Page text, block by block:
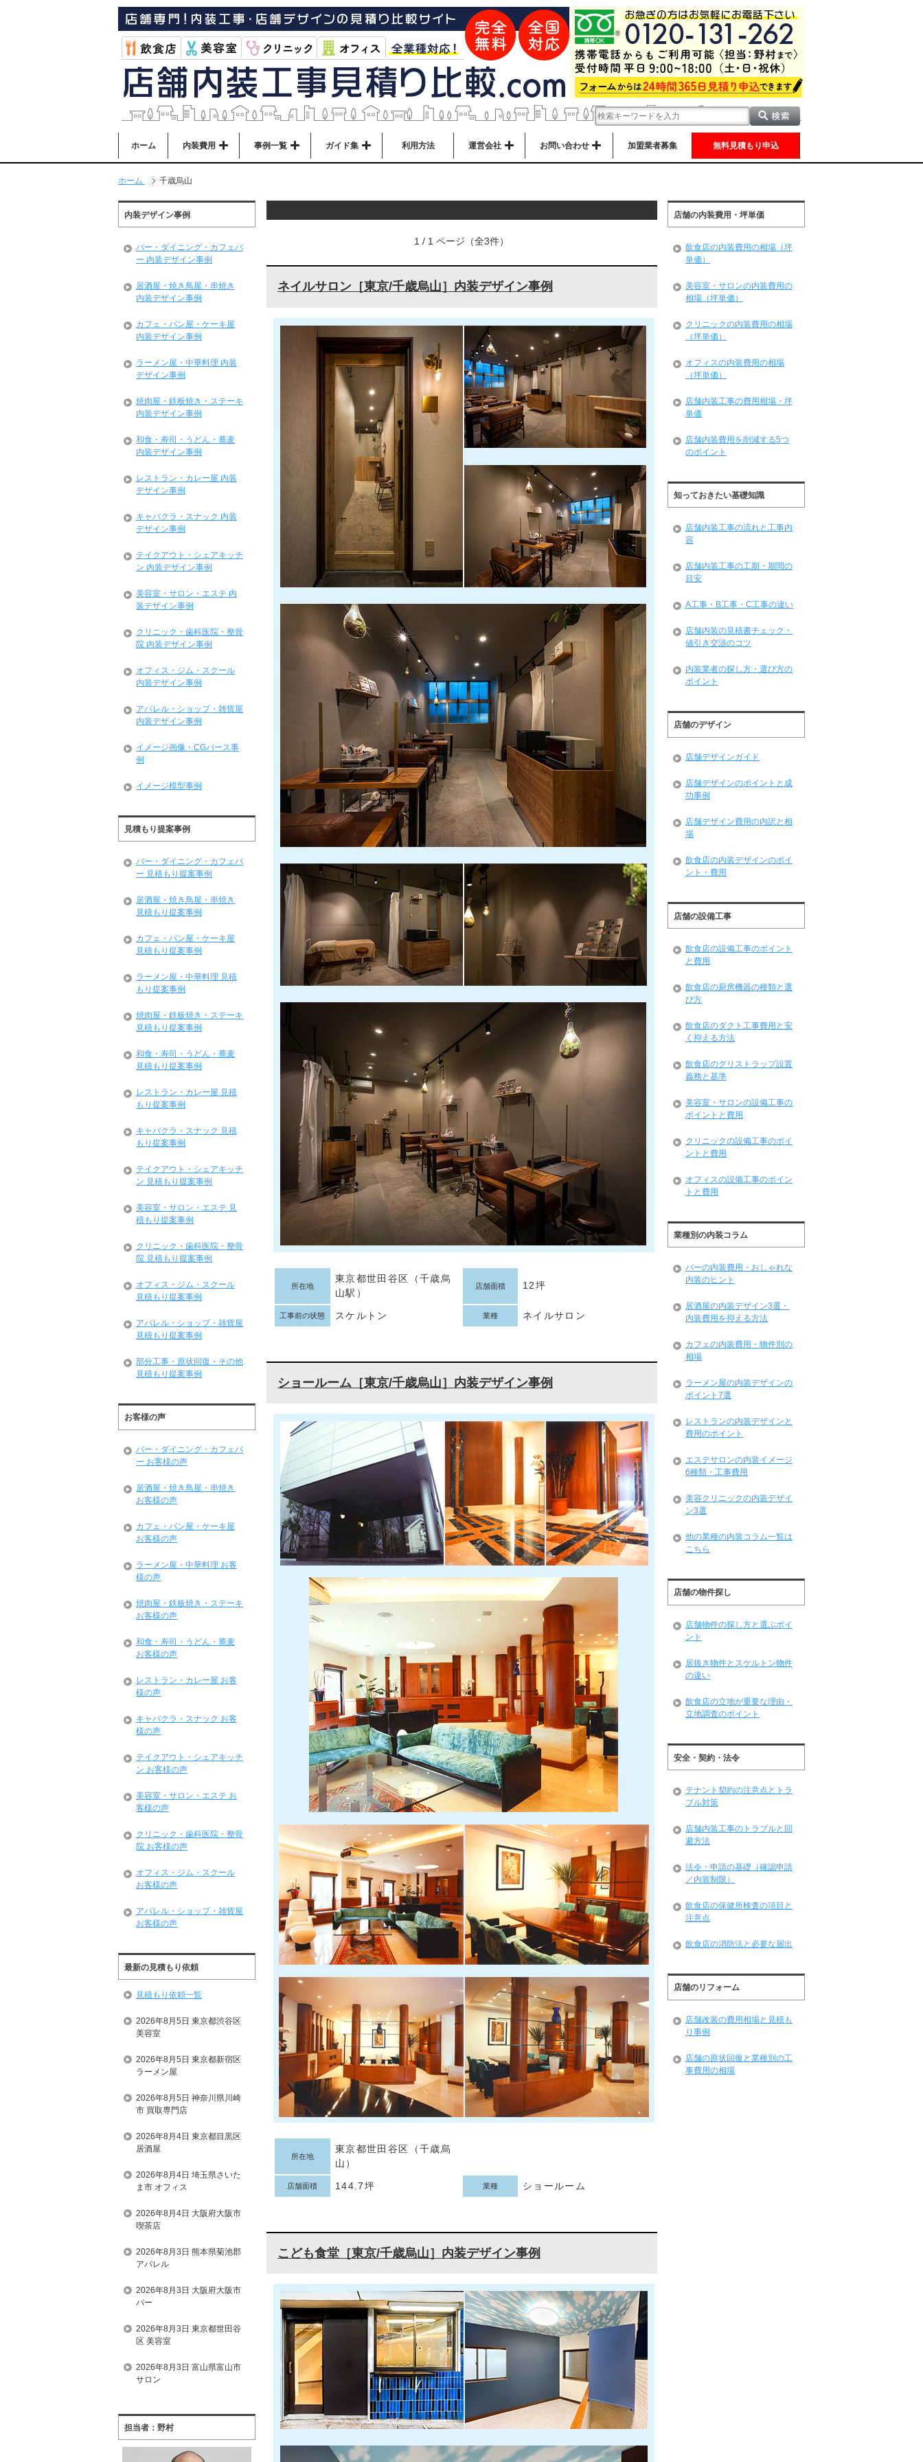
ホーム 内装費用 事例一覧 ガイド集 利用方法 運営会社 お問い合わせ 加盟業者募集 無料見積もり申込
ホーム 千歳烏山
1 / 1 ページ（全3件）
ネイルサロン［東京/千歳烏山］内装デザイン事例
所在地
東京都世田谷区（千歳烏
山駅）
店舗面積 12坪
工事前の状態 スケルトン 業種 ネイルサロン
ショールーム［東京/千歳烏山］内装デザイン事例
所在地
東京都世田谷区（千歳烏
山）
店舗面積 144.7坪 業種 ショールーム
こども食堂［東京/千歳烏山］内装デザイン事例
内装デザイン事例
バー・ダイニング・カフェバ
ー 内装デザイン事例
居酒屋・焼き鳥屋・串焼き
内装デザイン事例
カフェ・パン屋・ケーキ屋
内装デザイン事例
ラーメン屋・中華料理 内装
デザイン事例
焼肉屋・鉄板焼き・ステーキ
内装デザイン事例
和食・寿司・うどん・蕎麦
内装デザイン事例
レストラン・カレー屋 内装
デザイン事例
キャバクラ・スナック 内装
デザイン事例
テイクアウト・シェアキッチ
ン 内装デザイン事例
美容室・サロン・エステ 内
装デザイン事例
クリニック・歯科医院・整骨
院 内装デザイン事例
オフィス・ジム・スクール
内装デザイン事例
アパレル・ショップ・雑貨屋
内装デザイン事例
イメージ画像・CGパース事
例
イメージ模型事例
見積もり提案事例
バー・ダイニング・カフェバ
ー 見積もり提案事例
居酒屋・焼き鳥屋・串焼き
見積もり提案事例
カフェ・パン屋・ケーキ屋
見積もり提案事例
ラーメン屋・中華料理 見積
もり提案事例
焼肉屋・鉄板焼き・ステーキ
見積もり提案事例
和食・寿司・うどん・蕎麦
見積もり提案事例
レストラン・カレー屋 見積
もり提案事例
キャバクラ・スナック 見積
もり提案事例
テイクアウト・シェアキッチ
ン 見積もり提案事例
美容室・サロン・エステ 見
積もり提案事例
クリニック・歯科医院・整骨
院 見積もり提案事例
オフィス・ジム・スクール
見積もり提案事例
アパレル・ショップ・雑貨屋
見積もり提案事例
部分工事・原状回復・その他
見積もり提案事例
お客様の声
バー・ダイニング・カフェバ
ー お客様の声
居酒屋・焼き鳥屋・串焼き
お客様の声
カフェ・パン屋・ケーキ屋
お客様の声
ラーメン屋・中華料理 お客
様の声
焼肉屋・鉄板焼き・ステーキ
お客様の声
和食・寿司・うどん・蕎麦
お客様の声
レストラン・カレー屋 お客
様の声
キャバクラ・スナック お客
様の声
テイクアウト・シェアキッチ
ン お客様の声
美容室・サロン・エステ お
客様の声
クリニック・歯科医院・整骨
院 お客様の声
オフィス・ジム・スクール
お客様の声
アパレル・ショップ・雑貨屋
お客様の声
最新の見積もり依頼
見積もり依頼一覧
2026年8月5日 東京都渋谷区
美容室
2026年8月5日 東京都新宿区
ラーメン屋
2026年8月5日 神奈川県川崎
市 買取専門店
2026年8月4日 東京都目黒区
居酒屋
2026年8月4日 埼玉県さいた
ま市 オフィス
2026年8月4日 大阪府大阪市
喫茶店
2026年8月3日 熊本県菊池郡
アパレル
2026年8月3日 大阪府大阪市
バー
2026年8月3日 東京都世田谷
区 美容室
2026年8月3日 富山県富山市
サロン
担当者：野村
店舗の内装費用・坪単価
飲食店の内装費用の相場（坪
単価）
美容室・サロンの内装費用の
相場（坪単価）
クリニックの内装費用の相場
（坪単価）
オフィスの内装費用の相場
（坪単価）
店舗内装工事の費用相場・坪
単価
店舗内装費用を削減する5つ
のポイント
知っておきたい基礎知識
店舗内装工事の流れと工事内
容
店舗内装工事の工期・期間の
目安
A工事・B工事・C工事の違い
店舗内装の見積書チェック・
値引き交渉のコツ
内装業者の探し方・選び方の
ポイント
店舗のデザイン
店舗デザインガイド
店舗デザインのポイントと成
功事例
店舗デザイン費用の内訳と相
場
飲食店の内装デザインのポイ
ント・費用
店舗の設備工事
飲食店の設備工事のポイント
と費用
飲食店の厨房機器の種類と選
び方
飲食店のダクト工事費用と安
く抑える方法
飲食店のグリストラップ設置
義務と基準
美容室・サロンの設備工事の
ポイントと費用
クリニックの設備工事のポイ
ントと費用
オフィスの設備工事のポイン
トと費用
業種別の内装コラム
バーの内装費用・おしゃれな
内装のヒント
居酒屋の内装デザイン3選・
内装費用を抑える方法
カフェの内装費用・物件別の
相場
ラーメン屋の内装デザインの
ポイント7選
レストランの内装デザインと
費用のポイント
エステサロンの内装イメージ
6種類・工事費用
美容クリニックの内装デザイ
ン3選
他の業種の内装コラム一覧は
こちら
店舗の物件探し
店舗物件の探し方と選ぶポイ
ント
居抜き物件とスケルトン物件
の違い
飲食店の立地が重要な理由・
立地調査のポイント
安全・契約・法令
テナント契約の注意点とトラ
ブル対策
店舗内装工事のトラブルと回
避方法
法令・申請の基礎（確認申請
／内装制限）
飲食店の保健所検査の項目と
注意点
飲食店の消防法と必要な届出
店舗のリフォーム
店舗改装の費用相場と見積も
り事例
店舗の原状回復と業種別の工
事費用の相場